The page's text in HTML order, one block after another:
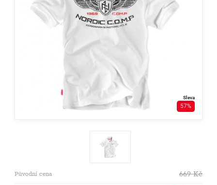
Sleva
57%
Původní cena 669Kč